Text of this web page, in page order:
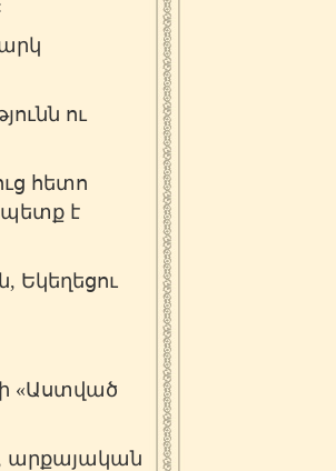
ու
հետո
պետք է
Եկեղեցու
«Աստված
արքայական